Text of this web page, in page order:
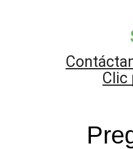
Clic